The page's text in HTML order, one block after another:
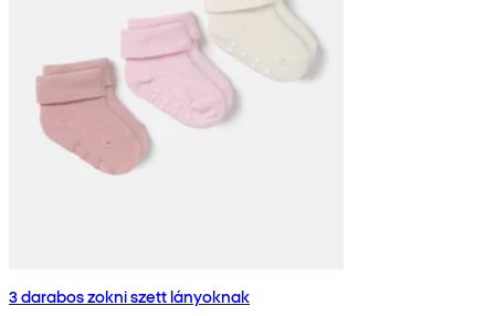
3 darabos zokni szett lányoknak